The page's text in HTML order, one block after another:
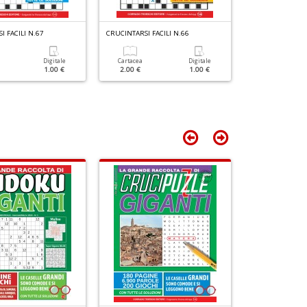
FACILI N.67
Digitale
1.00 €
CRUCINTARSI FACILI N.66
Cartacea
2.00 €
Digitale
1.00 €